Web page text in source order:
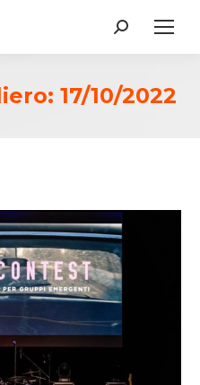
Cerca:
17/10/2022